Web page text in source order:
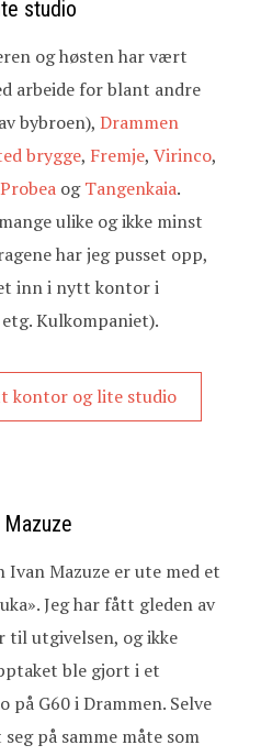
studio
og høsten har vært
arbeide for blant andre
bybroen), Drammen
brygge, Fremje, Virinco,
Probea ogTangenkaia.
ulike og ikke minst
har jeg pusset opp,
inn i nytt kontor i
Kulkompaniet).
kontor og lite studio
Ivan Mazuze er ute med et
Jeg har fått gleden av
til utgivelsen, og ikke
ble gjort i et
G60 i Drammen. Selve
på samme måte som